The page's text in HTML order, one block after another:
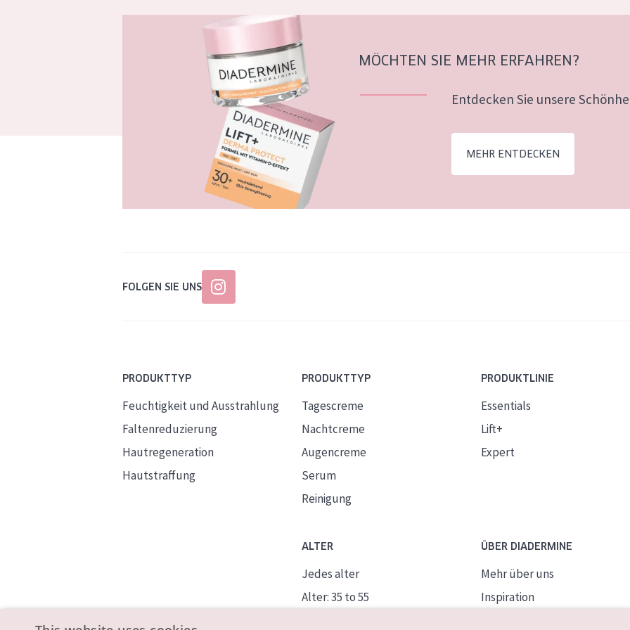
MÖCHTEN SIE MEHR ERFAHREN?
Entdecken Sie unsere
MEHR ENTDECKEN
FOLGEN SIE UNS
PRODUKTTYP
Feuchtigkeit und Ausstrahlung
Faltenreduzierung
Hautregeneration
Hautstraffung
PRODUKTTYP
Tagescreme
Nachtcreme
Augencreme
Serum
Reinigung
PRODUKTLINIE
Essentials
Lift+
Expert
ALTER
Jedes alter
Alter: 35 to 55
ÜBER DIADERMINE
Mehr über uns
Inspiration